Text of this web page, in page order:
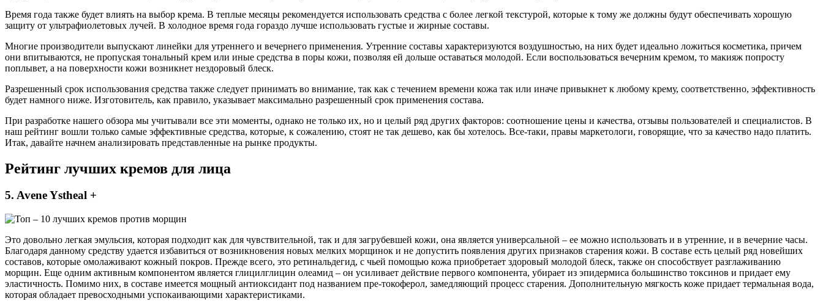
Время года также будет влиять на выбор крема. В теплые месяцы рекомендуется использовать средства с более легкой текстурой, которые к тому же должны будут обеспечивать хорошую
защиту от ультрафиолетовых лучей. В холодное время года гораздо лучше использовать густые и жирные составы.
Многие производители выпускают линейки для утреннего и вечернего применения. Утренние составы характеризуются воздушностью, на них будет идеально ложиться косметика, причем
они впитываются, не пропуская тональный крем или иные средства в поры кожи, позволяя ей дольше оставаться молодой. Если воспользоваться вечерним кремом, то макияж попросту
поплывет, а на поверхности кожи возникнет нездоровый блеск.
Разрешенный срок использования средства также следует принимать во внимание, так как с течением времени кожа так или иначе привыкнет к любому крему, соответственно, эффективность
будет намного ниже. Изготовитель, как правило, указывает максимально разрешенный срок применения состава.
При разработке нашего обзора мы учитывали все эти моменты, однако не только их, но и целый ряд других факторов: соотношение цены и качества, отзывы пользователей и специалистов. В
наш рейтинг вошли только самые эффективные средства, которые, к сожалению, стоят не так дешево, как бы хотелось. Все-таки, правы маркетологи, говорящие, что за качество надо платить.
Итак, давайте начнем анализировать представленные на рынке продукты.
Рейтинг лучших кремов для лица
5. Avene Ystheal +
Это довольно легкая эмульсия, которая подходит как для чувствительной, так и для загрубевшей кожи, она является универсальной – ее можно использовать и в утренние, и в вечерние часы.
Благодаря данному средству удается избавиться от возникновения новых мелких морщинок и не допустить появления других признаков старения кожи. В составе есть целый ряд новейших
составов, которые омолаживают кожный покров. Прежде всего, это ретинальдегид, с чьей помощью кожа приобретает здоровый молодой блеск, также он способствует разглаживанию
морщин. Еще одним активным компонентом является глицилглицин олеамид – он усиливает действие первого компонента, убирает из эпидермиса большинство токсинов и придает ему
эластичность. Помимо них, в составе имеется мощный антиоксидант под названием пре-токоферол, замедляющий процесс старения. Дополнительную мягкость коже придает термальная вода,
которая обладает превосходными успокаивающими характеристиками.